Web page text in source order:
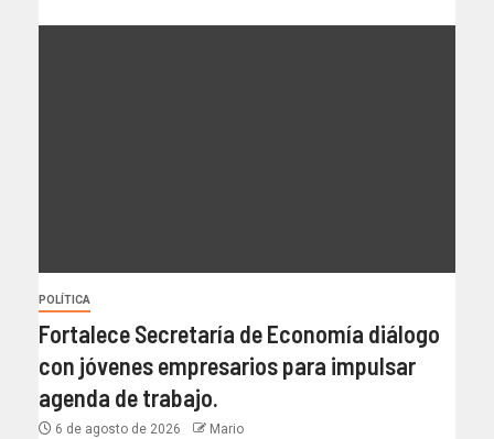
POLÍTICA
Fortalece Secretaría de Economía diálogo
con jóvenes empresarios para impulsar
agenda de trabajo.
6 de agosto de 2026 Mario